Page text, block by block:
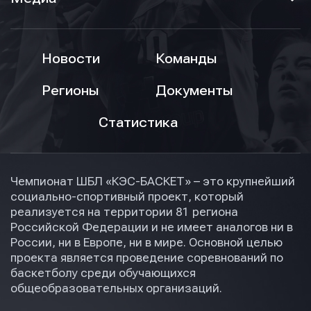
Новости
Команды
Регионы
Документы
Статистика
Чемпионат ШБЛ «КЭС-БАСКЕТ» – это крупнейший
социально-спортивный проект, который
реализуется на территории 81 региона
Российской Федерации и не имеет аналогов ни в
России, ни в Европе, ни в мире. Основной целью
проекта является проведение соревнований по
баскетболу среди обучающихся
общеобразовательных организаций.